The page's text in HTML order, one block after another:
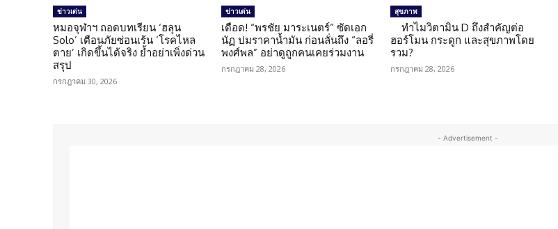
ข่าวเด่น
หมอจุฬาฯ ถอดบทเรียน ‘ฮลุน
Solo’ เตือนภัยซ่อนเร้น ‘โรคไหล
ตาย’ เกิดขึ้นได้จริง ย้ำอย่าเพิ่งด่วน
สรุป
กรกฎาคม 30, 2026
ข่าวเด่น
เดือด! “พรชัย มาระเนตร์” ซัดเอก
นัฏ ปมราคาน้ำมัน ก่อนลั่นถึง “ลอรี่
พงศ์พล” อย่าดูถูกคนเคยร่วมงาน
กรกฎาคม 28, 2026
สุขภาพ
ทำไมวิตามิน D ถึงสำคัญต่อ
ฮอร์โมน กระดูก และสุขภาพโดย
รวม?
กรกฎาคม 28, 2026
- Advertisement -